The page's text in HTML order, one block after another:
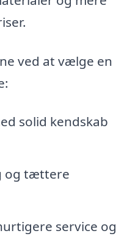
ved at vælge en
solid kendskab
og tættere
service og